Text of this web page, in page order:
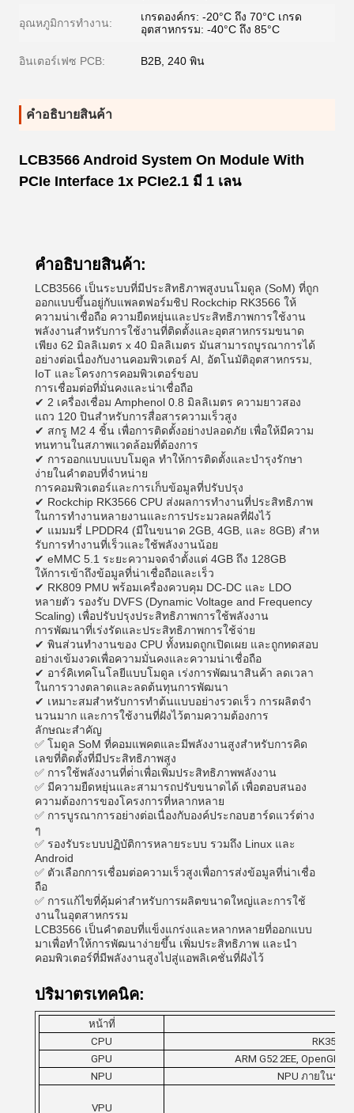
อุณหภูมิการทํางาน:
เกรดองค์กร: -20°C ถึง 70°C เกรด
อุตสาหกรรม: -40°C ถึง 85°C
อินเตอร์เฟซ PCB: B2B, 240 พิน
คําอธิบายสินค้า
LCB3566 Android System On Module With
PCIe Interface 1x PCIe2.1 มี 1 เลน
คําอธิบายสินค้า:
LCB3566 เป็นระบบที่มีประสิทธิภาพสูงบนโมดูล (SoM) ที่ถูก
ออกแบบขึ้นอยู่กับแพลตฟอร์มชิป Rockchip RK3566 ให้
ความน่าเชื่อถือ ความยืดหยุ่นและประสิทธิภาพการใช้งาน
พลังงานสําหรับการใช้งานที่ติดตั้งและอุตสาหกรรมขนาด
เพียง 62 มิลลิเมตร x 40 มิลลิเมตร มันสามารถบูรณาการได้
อย่างต่อเนื่องกับงานคอมพิวเตอร์ AI, อัตโนมัติอุตสาหกรรม,
IoT และโครงการคอมพิวเตอร์ขอบ
การเชื่อมต่อที่มั่นคงและน่าเชื่อถือ
✔ 2 เครื่องเชื่อม Amphenol 0.8 มิลลิเมตร ความยาวสอง
แถว 120 ปินสําหรับการสื่อสารความเร็วสูง
✔ สกรู M2 4 ชิ้น เพื่อการติดตั้งอย่างปลอดภัย เพื่อให้มีความ
ทนทานในสภาพแวดล้อมที่ต้องการ
✔ การออกแบบแบบโมดูล ทําให้การติดตั้งและบํารุงรักษา
ง่ายในคําตอบที่จําหน่าย
การคอมพิวเตอร์และการเก็บข้อมูลที่ปรับปรุง
✔ Rockchip RK3566 CPU ส่งผลการทํางานที่ประสิทธิภาพ
ในการทํางานหลายงานและการประมวลผลที่ฝังไว้
✔ แมมมรี่ LPDDR4 (มีในขนาด 2GB, 4GB, และ 8GB) สําห
รับการทํางานที่เร็วและใช้พลังงานน้อย
✔ eMMC 5.1 ระยะความจดจําตั้งแต่ 4GB ถึง 128GB
ให้การเข้าถึงข้อมูลที่น่าเชื่อถือและเร็ว
✔ RK809 PMU พร้อมเครื่องควบคุม DC-DC และ LDO
หลายตัว รองรับ DVFS (Dynamic Voltage and Frequency
Scaling) เพื่อปรับปรุงประสิทธิภาพการใช้พลังงาน
การพัฒนาที่เร่งรัดและประสิทธิภาพการใช้จ่าย
✔ พินส่วนทํางานของ CPU ทั้งหมดถูกเปิดเผย และถูกทดสอบ
อย่างเข้มงวดเพื่อความมั่นคงและความน่าเชื่อถือ
✔ อาร์คิเทคโนโลยีแบบโมดูล เร่งการพัฒนาสินค้า ลดเวลา
ในการวางตลาดและลดต้นทุนการพัฒนา
✔ เหมาะสมสําหรับการทําต้นแบบอย่างรวดเร็ว การผลิตจํา
นวนมาก และการใช้งานที่ฝังไว้ตามความต้องการ
ลักษณะสําคัญ
✅ โมดูล SoM ที่คอมแพคตและมีพลังงานสูงสําหรับการคิด
เลขที่ติดตั้งที่มีประสิทธิภาพสูง
✅ การใช้พลังงานที่ต่ําเพื่อเพิ่มประสิทธิภาพพลังงาน
✅ มีความยืดหยุ่นและสามารถปรับขนาดได้ เพื่อตอบสนอง
ความต้องการของโครงการที่หลากหลาย
✅ การบูรณาการอย่างต่อเนื่องกับองค์ประกอบฮาร์ดแวร์ต่าง
ๆ
✅ รองรับระบบปฏิบัติการหลายระบบ รวมถึง Linux และ
Android
✅ ตัวเลือกการเชื่อมต่อความเร็วสูงเพื่อการส่งข้อมูลที่น่าเชื่อ
ถือ
✅ การแก้ไขที่คุ้มค่าสําหรับการผลิตขนาดใหญ่และการใช้
งานในอุตสาหกรรม
LCB3566 เป็นคําตอบที่แข็งแกร่งและหลากหลายที่ออกแบบ
มาเพื่อทําให้การพัฒนาง่ายขึ้น เพิ่มประสิทธิภาพ และนํา
คอมพิวเตอร์ที่มีพลังงานสูงไปสู่แอพลิเคชั่นที่ฝังไว้
ปริมาตรเทคนิค:
หน้าที่
CPU
GPU
ARM G52 2EE, OpenGL
NPU
NPU ภายในรอง
VPU